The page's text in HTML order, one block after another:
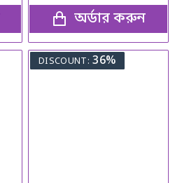
অর্ডার করুন
DISCOUNT: 36%